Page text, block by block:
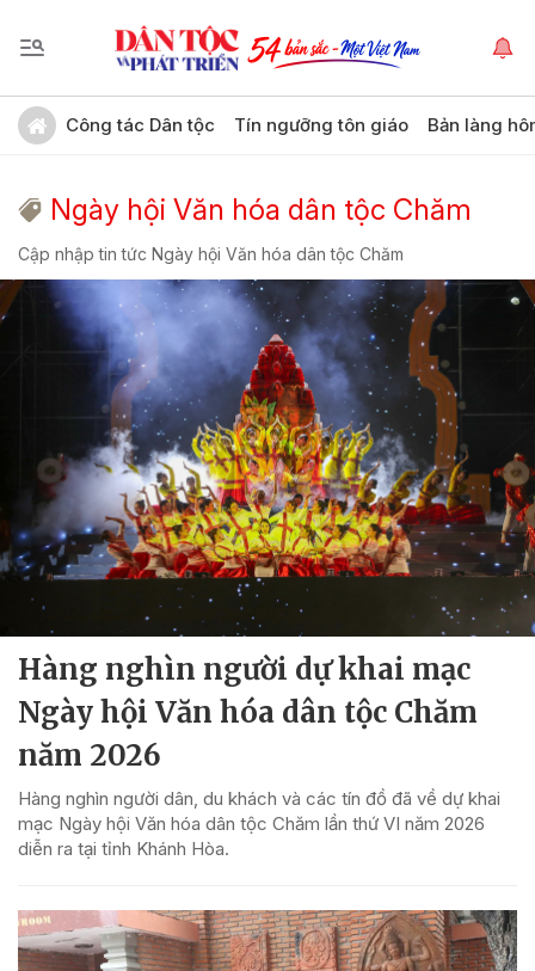
Công tác Dân tộc Tín ngưỡng tôn giáo Bản làng
Ngày hội Văn hóa dân tộc Chăm
Cập nhập tin tức Ngày hội Văn hóa dân tộc Chăm
Hàng nghìn người dự khai mạc
Ngày hội Văn hóa dân tộc Chăm
năm 2026
Hàng nghìn người dân, du khách và các tín đồ đã về dự khai
mạc Ngày hội Văn hóa dân tộc Chăm lần thứ VI năm 2026
diễn ra tại tỉnh Khánh Hòa.